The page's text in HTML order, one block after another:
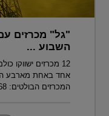
השבוע ...
12 מכרזים ישווקו
אחד באחת מארבע
המכרזים הבולטים: 2,868 יח&...